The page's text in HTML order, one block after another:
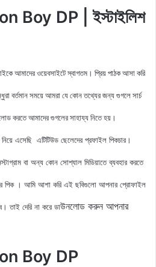
Boy DP | ইস্টাইলিশ
আমাদের ওয়েবসাইটে স্বাগতম। প্রিয় পাঠক আসা করি
বর্তমান সময়ে আমরা যে কোন তথ্যের জন্য গুগলে সার্চ
করতে আমাদের গুগলের সাহায্য নিতে হয়।
এসেছি এটিটিউড ছেলেদের প্রফাইল পিকচার।
বা অন্য কোন সোশ্যাল মিডিয়াতে ব্যবহার করতে
পিক । আমি আশা করি এই ছবিগুলো আপনার প্রোফাইল
তাই দেরি না করে ডাউনলোড করুন আপনার
Boy DP